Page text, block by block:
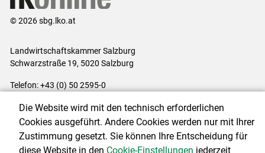
© 2026 sbg.lko.at
Landwirtschaftskammer Salzburg
Schwarzstraße 19, 5020 Salzburg
Telefon: +43 (0) 50 2595-0
Impressum|Kontakt|Datenschutzerklärung|Barrierefreiheit|
Cookie-Einstellungen
Die Website wird mit den technisch erforderlichen
Cookies ausgeführt. Andere Cookies werden nur mit Ihrer
Zustimmung gesetzt. Sie können Ihre Entscheidung für
diese Website in den Cookie-Einstellungen jederzeit